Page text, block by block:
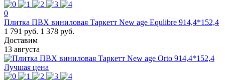
0
Плитка ПВХ виниловая Таркетт New age Equlibre 914,4*152,4
1 791 руб. 1 378 руб.
Доставим
13 августа
Лучшая цена